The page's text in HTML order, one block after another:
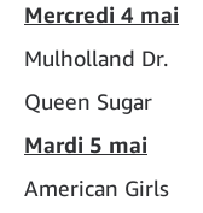
Mercredi 4 mai
Mulholland Dr.
Queen Sugar
Mardi 5 mai
American Girls